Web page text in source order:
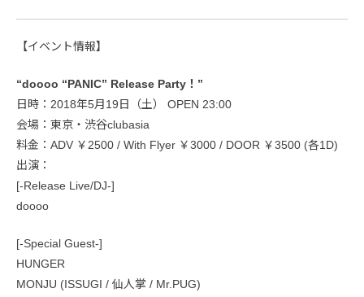
【イベント情報】
“doooo “PANIC” Release Party！”
日時：2018年5月19日（土） OPEN 23:00
会場：東京・渋谷clubasia
料金：ADV ￥2500 / With Flyer ￥3000 / DOOR ￥3500 (各1D)
出演：
[-Release Live/DJ-]
doooo
[-Special Guest-]
HUNGER
MONJU (ISSUGI / 仙人掌 / Mr.PUG)